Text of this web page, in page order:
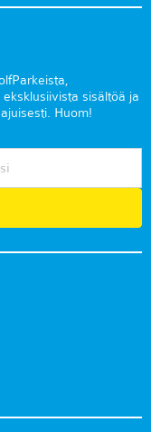
sisältöä ja
Huom!